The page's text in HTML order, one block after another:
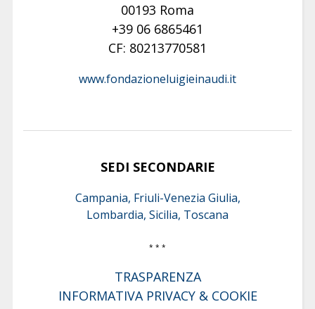
00193 Roma
+39 06 6865461
CF: 80213770581
www.fondazioneluigieinaudi.it
SEDI SECONDARIE
Campania, Friuli-Venezia Giulia,
Lombardia, Sicilia, Toscana
* * *
TRASPARENZA
INFORMATIVA PRIVACY & COOKIE